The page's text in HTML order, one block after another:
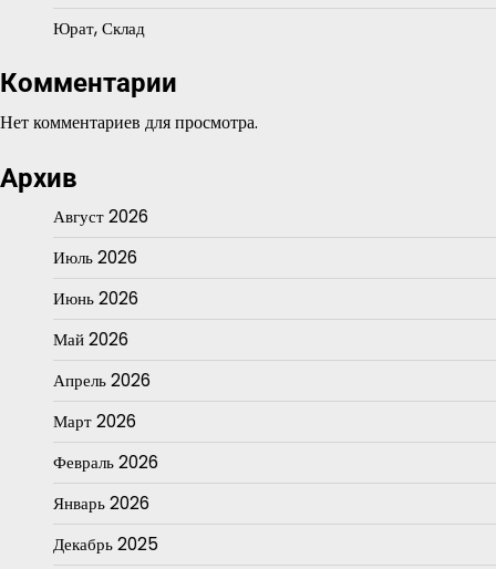
Юрат, Склад
Комментарии
Нет комментариев для просмотра.
Архив
Август 2026
Июль 2026
Июнь 2026
Май 2026
Апрель 2026
Март 2026
Февраль 2026
Январь 2026
Декабрь 2025